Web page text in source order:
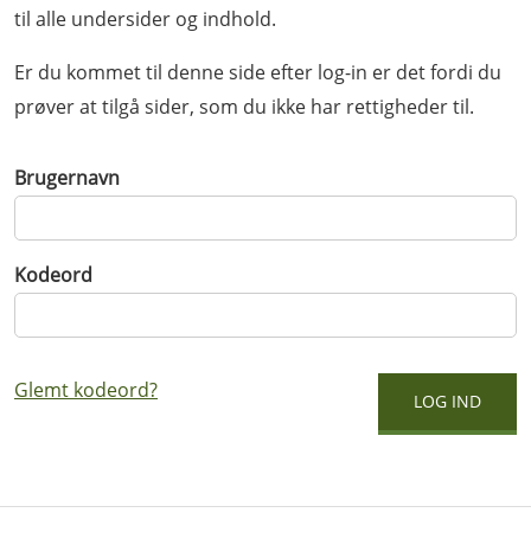
til alle undersider og indhold.
Er du kommet til denne side efter log-in er det fordi du
prøver at tilgå sider, som du ikke har rettigheder til.
Brugernavn
Kodeord
Glemt kodeord?